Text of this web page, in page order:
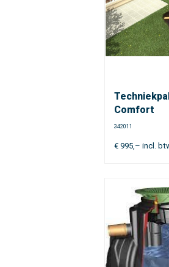
Comfort
342011
€ 995,– incl.